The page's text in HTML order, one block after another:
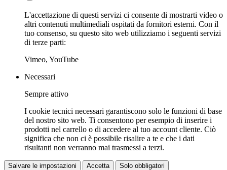
L'accettazione di questi servizi ci consente di mostrarti video o
altri contenuti multimediali ospitati da fornitori esterni. Con il
tuo consenso, su questo sito web utilizziamo i seguenti servizi
di terze parti:
Vimeo, YouTube
Necessari
Sempre attivo
I cookie tecnici necessari garantiscono solo le funzioni di base
del nostro sito web. Ti consentono per esempio di inserire i
prodotti nel carrello o di accedere al tuo account cliente. Ciò
significa che non ci è possibile risalire a te e che i dati
risultanti non verranno mai trasmessi a terzi.
Salvare le impostazioni Accetta Solo obbligatori